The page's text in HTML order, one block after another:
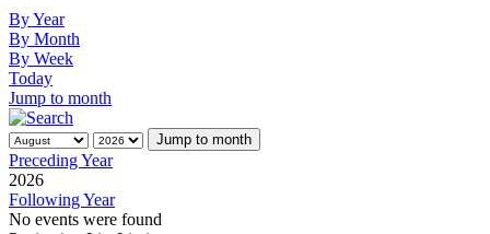
By Year
By Month
By Week
Today
Jump to month
Jump to month
Preceding Year
2026
Following Year
No events were found